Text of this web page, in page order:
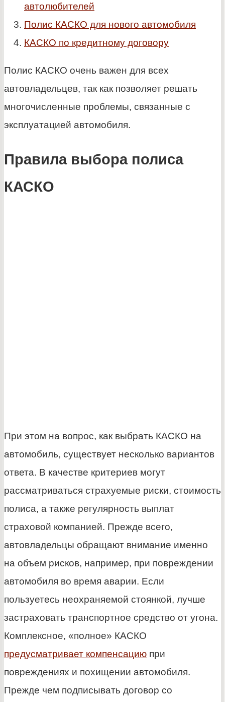
автолюбителей
Полис КАСКО для нового автомобиля
КАСКО по кредитному договору
Полис КАСКО очень важен для всех
автовладельцев, так как позволяет решать
многочисленные проблемы, связанные с
эксплуатацией автомобиля.
Правила выбора полиса
КАСКО
При этом на вопрос, как выбрать КАСКО на
автомобиль, существует несколько вариантов
ответа. В качестве критериев могут
рассматриваться страхуемые риски, стоимость
полиса, а также регулярность выплат
страховой компанией. Прежде всего,
автовладельцы обращают внимание именно
на объем рисков, например, при повреждении
автомобиля во время аварии. Если
пользуетесь неохраняемой стоянкой, лучше
застраховать транспортное средство от угона.
Комплексное, «полное» КАСКО
предусматривает компенсацию при
повреждениях и похищении автомобиля.
Прежде чем подписывать договор со